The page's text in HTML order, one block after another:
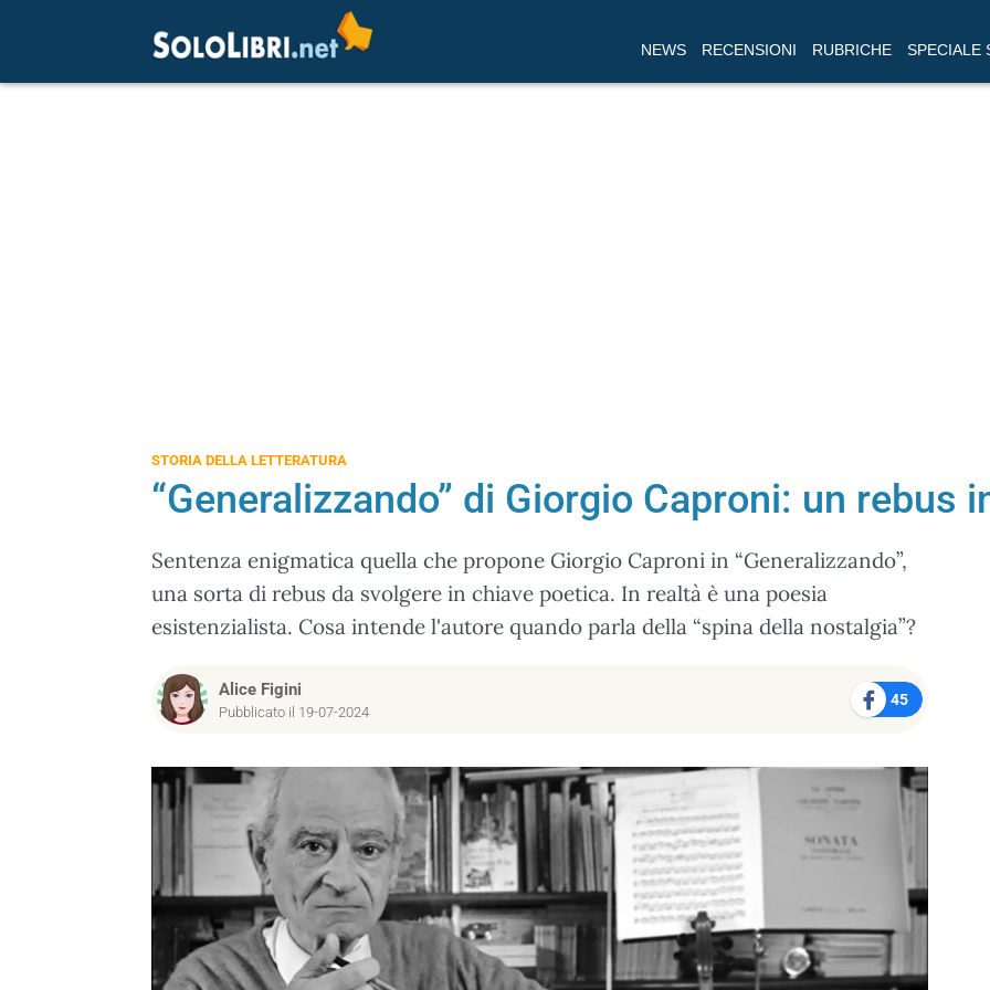
NEWS RECENSIONI RUBRICHE SPECIALE
STORIA DELLA LETTERATURA
“Generalizzando” di Giorgio Caproni: un rebus
Sentenza enigmatica quella che propone Giorgio Caproni in “Generalizzando”,
una sorta di rebus da svolgere in chiave poetica. In realtà è una poesia
esistenzialista. Cosa intende l'autore quando parla della “spina della nostalgia”?
Alice Figini
Pubblicato il 19-07-2024
45